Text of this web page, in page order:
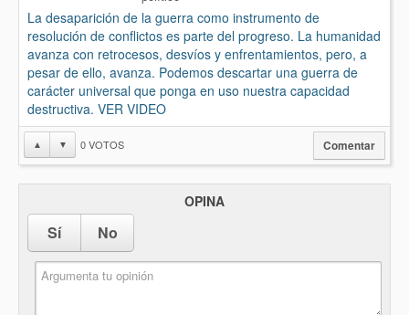
La desaparición de la guerra como instrumento de
resolución de conflictos es parte del progreso. La humanidad
avanza con retrocesos, desvíos y enfrentamientos, pero, a
pesar de ello, avanza. Podemos descartar una guerra de
carácter universal que ponga en uso nuestra capacidad
destructiva. VER VIDEO
▲ ▼ 0VOTOS Comentar
OPINA
Sí No